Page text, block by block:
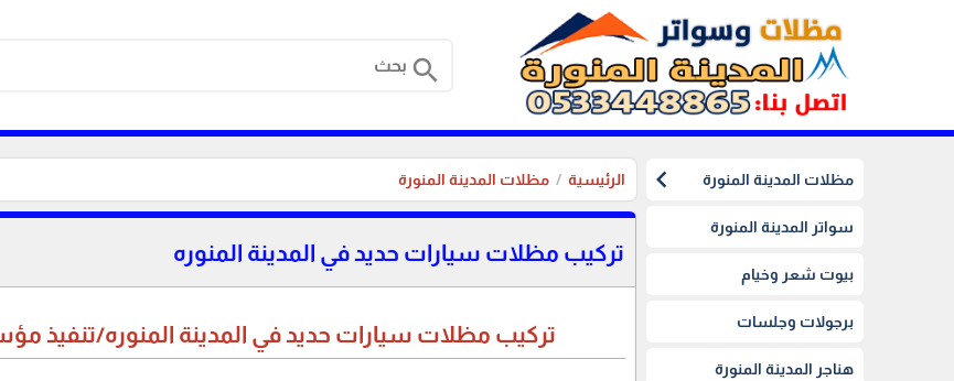
search
مظلات المدينة المنورة chevron_left
سواتر المدينة المنورة
بيوت شعر وخيام
برجولات وجلسات
هناجر المدينة المنورة
الرئيسية مظلات المدينة المنورة
تركيب مظلات سيارات حديد في المدينة المنوره
تركيب مظلات سيارات حديد في المدينة المنوره/تنفيذ